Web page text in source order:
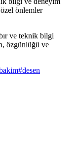
önlemler
ve teknik bilgi
özgünlüğü ve
#desen